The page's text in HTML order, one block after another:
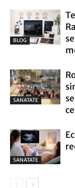
BLOG
SANATATE
SANATATE